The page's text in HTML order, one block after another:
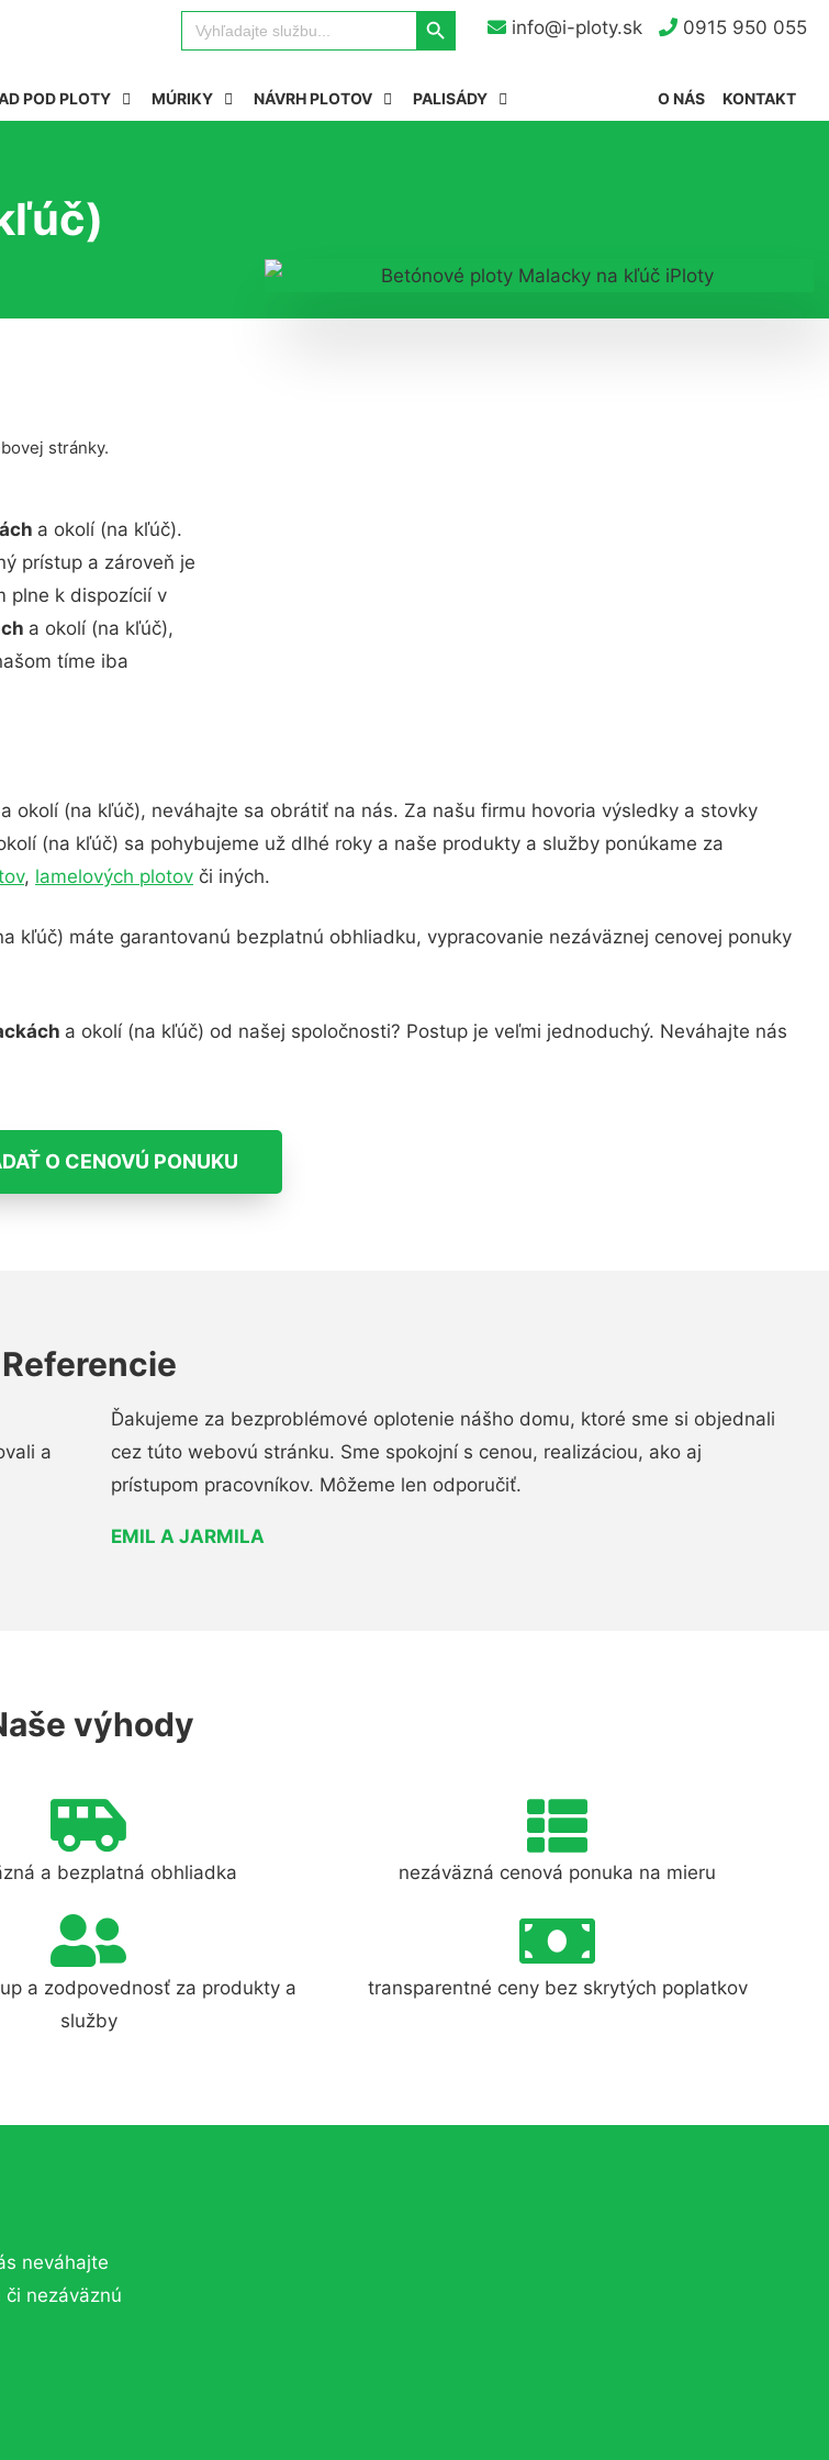
info@i-ploty.sk 0915 950 055
Search
for:
Search Button
POD PLOTY MÚRIKY NÁVRH PLOTOV PALISÁDY KONTAKT
O NÁS
stránky.
a okolí (na kľúč).
prístup a zároveň je
plne k dispozícií v
a okolí (na kľúč),
tíme iba
a okolí (na kľúč), neváhajte sa obrátiť na nás. Za našu firmu hovoria výsledky a stovky
(na kľúč) sa pohybujeme už dlhé roky a naše produkty a služby ponúkame za
, lamelových plotov či iných.
kľúč) máte garantovanú bezplatnú obhliadku, vypracovanie nezáväznej cenovej ponuky
a okolí (na kľúč) od našej spoločnosti? Postup je veľmi jednoduchý. Neváhajte nás
O CENOVÚ PONUKU
Referencie
a
Ďakujeme za bezproblémové oplotenie nášho domu, ktoré sme si objednali
cez túto webovú stránku. Sme spokojní s cenou, realizáciou, ako aj
prístupom pracovníkov. Môžeme len odporučiť.
EMIL A JARMILA
výhody
a bezplatná obhliadka nezáväzná cenová ponuka na mieru
a zodpovednosť za produkty a
služby
transparentné ceny bez skrytých poplatkov
neváhajte
nezáväznú